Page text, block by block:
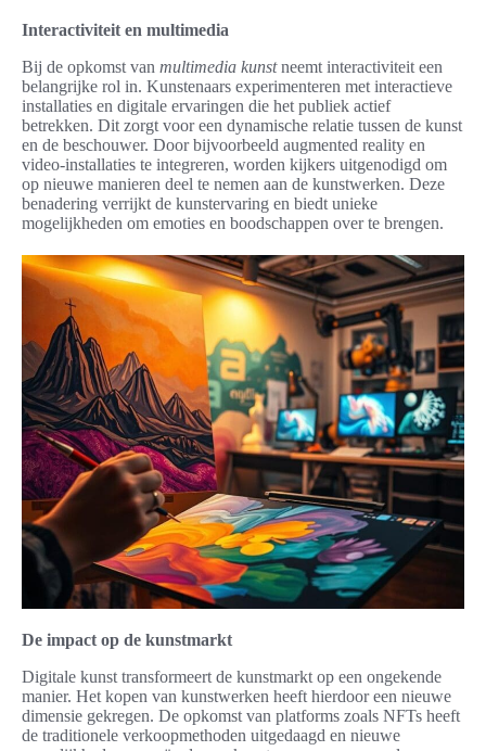
Interactiviteit en multimedia
Bij de opkomst van multimedia kunstneemt interactiviteit een
belangrijke rol in. Kunstenaars experimenteren met interactieve
installaties en digitale ervaringen die het publiek actief
betrekken. Dit zorgt voor een dynamische relatie tussen de kunst
en de beschouwer. Door bijvoorbeeld augmented reality en
video-installaties te integreren, worden kijkers uitgenodigd om
op nieuwe manieren deel te nemen aan de kunstwerken. Deze
benadering verrijkt de kunstervaring en biedt unieke
mogelijkheden om emoties en boodschappen over te brengen.
De impact op de kunstmarkt
Digitale kunst transformeert de kunstmarkt op een ongekende
manier. Het kopen van kunstwerken heeft hierdoor een nieuwe
dimensie gekregen. De opkomst van platforms zoals NFTs heeft
de traditionele verkoopmethoden uitgedaagd en nieuwe